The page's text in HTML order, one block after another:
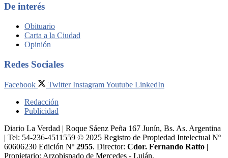
De interés
Obituario
Carta a la Ciudad
Opinión
Redes Sociales
Facebook Twitter InstagramYoutube LinkedIn
Redacción
Publicidad
Diario La Verdad | Roque Sáenz Peña 167 Junín, Bs. As. Argentina
| Tel: 54-236-4511559 © 2025 Registro de Propiedad Intelectual Nº
60606230 Edición Nº 2955. Director:​ Cdor. Fernando Ratto |
Propietario:​ Arzobispado de Mercedes - Luján.